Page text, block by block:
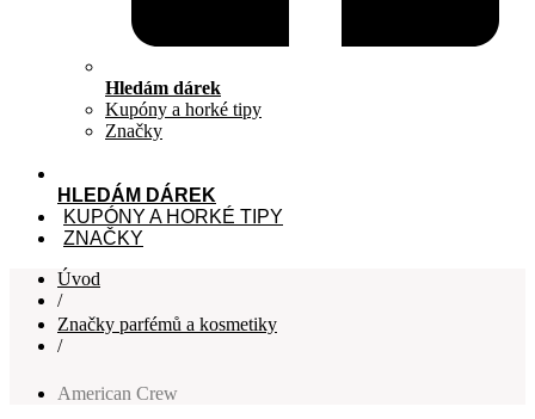
Hledám dárek
Kupóny a horké tipy
Značky
HLEDÁM DÁREK
KUPÓNY A HORKÉ TIPY
ZNAČKY
Úvod
/
Značky parfémů a kosmetiky
/
American Crew